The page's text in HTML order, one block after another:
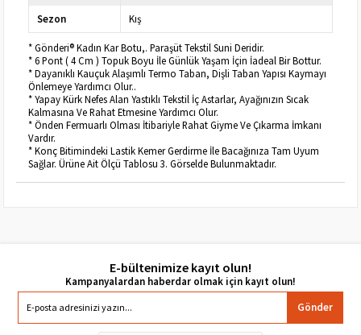
Sezon
Kış
* Gönderi® Kadın Kar Botu,. Paraşüt Tekstil Suni Deridir.
* 6 Pont ( 4 Cm ) Topuk Boyu İle Günlük Yaşam İçin İadeal Bir Bottur.
* Dayanıklı Kauçuk Alaşımlı Termo Taban, Dişli Taban Yapısı Kaymayı
Önlemeye Yardımcı Olur..
* Yapay Kürk Nefes Alan Yastıklı Tekstil İç Astarlar, Ayağınızın Sıcak
Kalmasına Ve Rahat Etmesine Yardımcı Olur.
* Önden Fermuarlı Olması İtibariyle Rahat Giyme Ve Çıkarma İmkanı
Vardır.
* Konç Bitimindeki Lastik Kemer Gerdirme İle Bacağınıza Tam Uyum
Sağlar. Ürüne Ait Ölçü Tablosu 3. Görselde Bulunmaktadır.
E-bültenimize kayıt olun!
Gönder